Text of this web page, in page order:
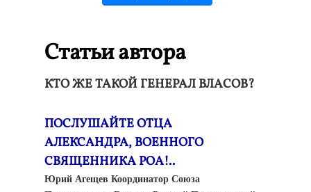
Статьи автора
КТО ЖЕ ТАКОЙ ГЕНЕРАЛ ВЛАСОВ?
ПОСЛУШАЙТЕ ОТЦА
АЛЕКСАНДРА, ВОЕННОГО
СВЯЩЕННИКА РОА!..
Юрий Агещев Координатор Союза